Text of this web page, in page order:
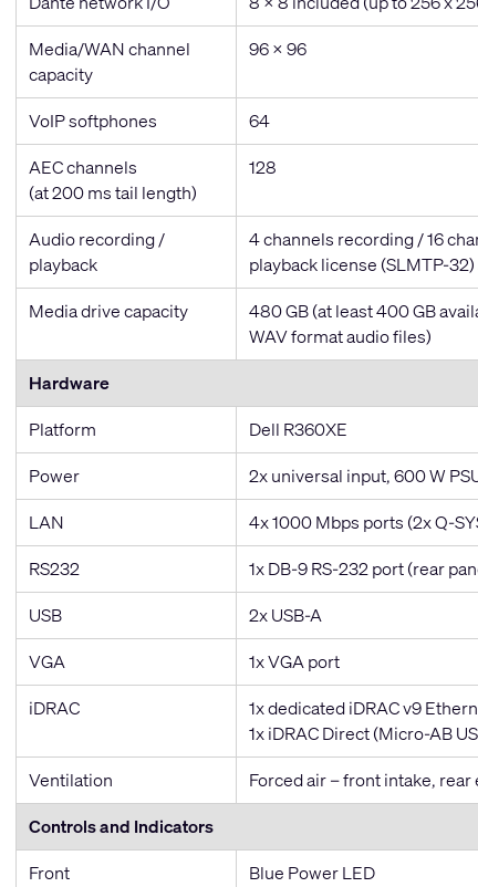
Media/WAN channel
capacity
96 x 96
VoIP softphones
64
AEC channels
(at 200 ms tail length)
128
Audio recording /
playback
4 channels recording / 16
playback license (SLMTP-
Media drive capacity
480 GB (at least 400 GB
WAV format audio files)
Hardware
Platform
Dell R360XE
Power
2x universal input, 600 W
LAN
4x 1000 Mbps ports (2x Q-
RS232
1x DB-9 RS-232 port (rear
USB
2x USB-A
VGA
1x VGA port
iDRAC
1x dedicated iDRAC v9
1x iDRAC Direct (Micro-AB
Ventilation
Forced air – front intake, rear
Controls and Indicators
Front
Blue Power LED